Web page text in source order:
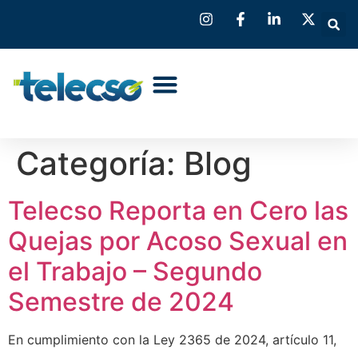
Categoría: Blog
Telecso Reporta en Cero las
Quejas por Acoso Sexual en
el Trabajo – Segundo
Semestre de 2024
En cumplimiento con la Ley 2365 de 2024, artículo 11,